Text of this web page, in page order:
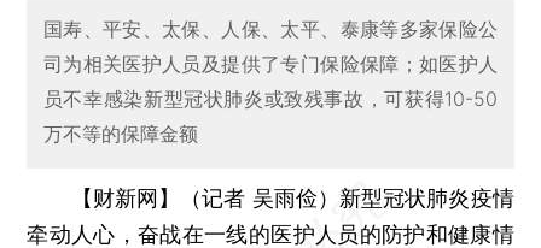
国寿、平安、太保、人保、太平、泰康等多家保险公
司为相关医护人员及提供了专门保险保障；如医护人
员不幸感染新型冠状肺炎或致残事故，可获得10-50
万不等的保障金额
【财新网】（记者 吴雨俭） 新型冠状肺炎疫情
牵动人心，奋战在一线的医护人员的防护和健康情